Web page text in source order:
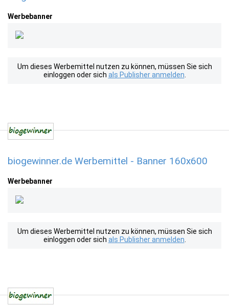
Werbebanner
Um dieses Werbemittel nutzen zu können, müssen Sie sich
einloggen oder sich als Publisher anmelden
biogewinner.de Werbemittel - Banner 160x600
Werbebanner
Um dieses Werbemittel nutzen zu können, müssen Sie sich
einloggen oder sich als Publisher anmelden